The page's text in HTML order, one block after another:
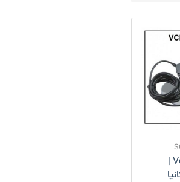
دیاگ اسکانیا Vci2 |